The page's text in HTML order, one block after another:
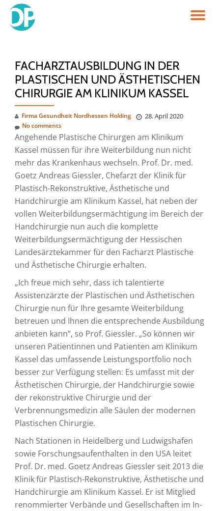
Skip
FACHARZTAUSBILDUNG IN DER
PLASTISCHEN UND ÄSTHETISCHEN
CHIRURGIE AM KLINIKUM KASSEL
Firma Gesundheit Nordhessen Holding 28. April 2020
No comments
Angehende Plastische Chirurgen am Klinikum
Kassel müssen für ihre Weiterbildung nun nicht
mehr das Krankenhaus wechseln. Prof. Dr. med.
Goetz Andreas Giessler, Chefarzt der Klinik für
Plastisch-Rekonstruktive, Ästhetische und
Handchirurgie am Klinikum Kassel, hat neben der
vollen Weiterbildungsermächtigung im Bereich der
Handchirurgie nun auch die komplette
Weiterbildungsermächtigung der Hessischen
Landesärztekammer für den Facharzt Plastische
und Ästhetische Chirurgie erhalten.
„Ich freue mich sehr, dass ich talentierte
Assistenzärzte der Plastischen und Ästhetischen
Chirurgie nun für Ihre gesamte Weiterbildung
betreuen und Ihnen die entsprechende Ausbildung
anbieten kann“, so Prof. Giessler. „So können wir
unseren Patientinnen und Patienten am Klinikum
Kassel das umfassende Leistungsportfolio noch
besser zur Verfügung stellen: Es umfasst mit der
Ästhetischen Chirurgie, der Handchirurgie sowie
der rekonstruktive Chirurgie und der
Verbrennungsmedizin alle Säulen der modernen
Plastischen Chirurgie.
Nach Stationen in Heidelberg und Ludwigshafen
sowie Forschungsaufenthalten in den USA leitet
Prof. Dr. med. Goetz Andreas Giessler seit 2013 die
Klinik für Plastisch-Rekonstruktive, Ästhetische und
Handchirurgie am Klinikum Kassel. Er ist Mitglied
renommierter Verbände und Gesellschaften im In-